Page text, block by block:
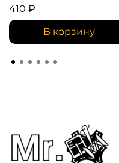
410 ₽
В корзину